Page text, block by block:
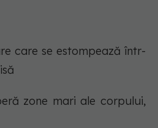
care se estompează într-
zone mari ale corpului,